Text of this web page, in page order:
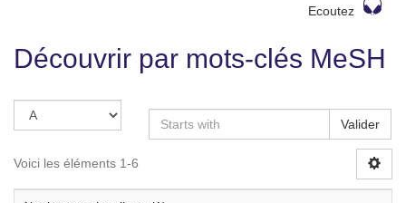
Ecoutez
Découvrir par mots-clés MeSH
Valider
Voici les éléments 1-6